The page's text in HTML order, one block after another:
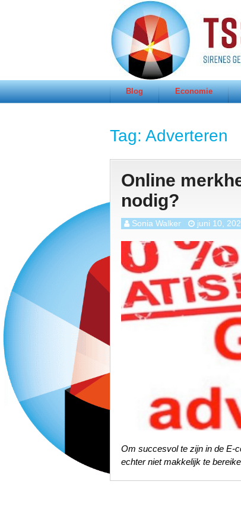
Blog Economie
Tag: Adverteren
Online
nodig?
Sonia Walker juni 10,
Om succesvol te zijn in de E-
echter niet makkelijk te